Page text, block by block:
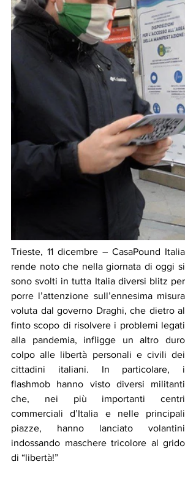
Trieste, 11 dicembre – CasaPound Italia
rende noto che nella giornata di oggi si
sono svolti in tutta Italia diversi blitz per
porre l’attenzione sull’ennesima misura
voluta dal governo Draghi, che dietro al
finto scopo di risolvere i problemi legati
alla pandemia, infligge un altro duro
colpo alle libertà personali e civili dei
cittadini italiani. In particolare, i
flashmob hanno visto diversi militanti
che, nei più importanti centri
commerciali d’Italia e nelle principali
piazze, hanno lanciato volantini
indossando maschere tricolore al grido
di “libertà!”